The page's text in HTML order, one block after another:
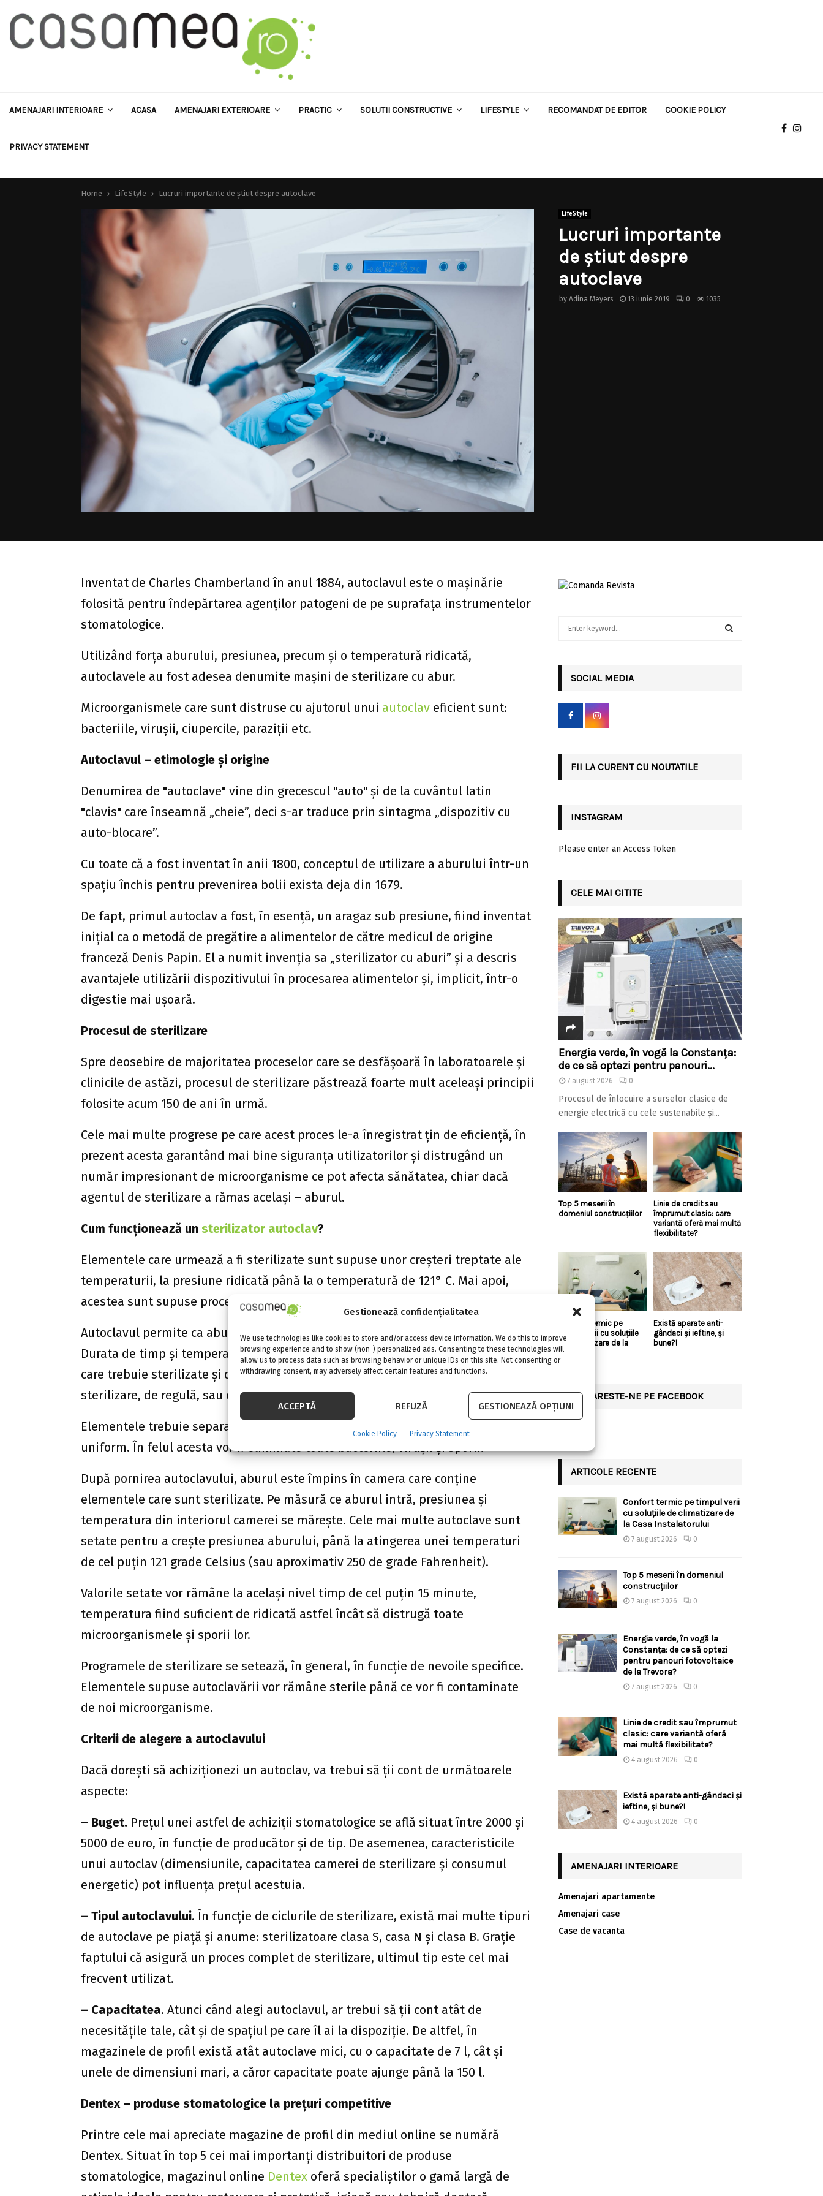
Gestionează confidențialitatea
We use technologies like cookies to store and/or access device information. We do this to improve
browsing experience and to show (non-) personalized ads. Consenting to these technologies will
allow us to process data such as browsing behavior or unique IDs on this site. Not consenting or
withdrawing consent, may adversely affect certain features and functions.
ACCEPTĂ REFUZĂ GESTIONEAZĂ OPȚIUNI
Cookie Policy Privacy Statement
AMENAJARI INTERIOARE ACASA AMENAJARI EXTERIOARE PRACTIC SOLUTII CONSTRUCTIVE LIFESTYLE RECOMANDAT DE EDITOR COOKIE POLICY
PRIVACY STATEMENT
Home LifeStyle Lucruri importante de știut despre autoclave
LifeStyle
Lucruri importante
de știut despre
autoclave
by Adina Meyers 13 iunie 2019 0 1035
Inventat de Charles Chamberland în anul 1884, autoclavul este o mașinărie
folosită pentru îndepărtarea agenților patogeni de pe suprafața instrumentelor
stomatologice.
Utilizând forța aburului, presiunea, precum și o temperatură ridicată,
autoclavele au fost adesea denumite mașini de sterilizare cu abur.
Microorganismele care sunt distruse cu ajutorul unui autoclav eficient sunt:
bacteriile, virușii, ciupercile, paraziții etc.
Autoclavul – etimologie și origine
Denumirea de "autoclave" vine din grecescul "auto" și de la cuvântul latin
"clavis" care înseamnă „cheie”, deci s-ar traduce prin sintagma „dispozitiv cu
auto-blocare”.
Cu toate că a fost inventat în anii 1800, conceptul de utilizare a aburului într-un
spațiu închis pentru prevenirea bolii exista deja din 1679.
De fapt, primul autoclav a fost, în esență, un aragaz sub presiune, fiind inventat
inițial ca o metodă de pregătire a alimentelor de către medicul de origine
franceză Denis Papin. El a numit invenția sa „sterilizator cu aburi” și a descris
avantajele utilizării dispozitivului în procesarea alimentelor și, implicit, într-o
digestie mai ușoară.
Procesul de sterilizare
Spre deosebire de majoritatea proceselor care se desfășoară în laboratoarele și
clinicile de astăzi, procesul de sterilizare păstrează foarte mult aceleași principii
folosite acum 150 de ani în urmă.
Cele mai multe progrese pe care acest proces le-a înregistrat țin de eficiență, în
prezent acesta garantând mai bine siguranța utilizatorilor și distrugând un
număr impresionant de microorganisme ce pot afecta sănătatea, chiar dacă
agentul de sterilizare a rămas același – aburul.
Cum funcționează un sterilizator autoclav?
Elementele care urmează a fi sterilizate sunt supuse unor creșteri treptate ale
temperaturii, la presiune ridicată până la o temperatură de 121° C. Mai apoi,
acestea sunt supuse procesului de aburire timp de aproximativ 15-20 minute.
Autoclavul permite ca aburul să curgă în jurul obiectelor puse în interiorul său.
Durata de timp și temperatura necesare pentru sterilizare depind de articolele
care trebuie sterilizate și de faptul că acestea sunt așezate în pungi de
sterilizare, de regulă, sau expuse direct aburului.
Elementele trebuie separate pentru a permite aburului să pătrundă în mod
uniform. În felul acesta vor fi eliminate toate bacteriile, virușii și sporii.
După pornirea autoclavului, aburul este împins în camera care conține
elementele care sunt sterilizate. Pe măsură ce aburul intră, presiunea și
temperatura din interiorul camerei se mărește. Cele mai multe autoclave sunt
setate pentru a crește presiunea aburului, până la atingerea unei temperaturi
de cel puțin 121 grade Celsius (sau aproximativ 250 de grade Fahrenheit).
Valorile setate vor rămâne la același nivel timp de cel puțin 15 minute,
temperatura fiind suficient de ridicată astfel încât să distrugă toate
microorganismele și sporii lor.
Programele de sterilizare se setează, în general, în funcție de nevoile specifice.
Elementele supuse autoclavării vor rămâne sterile până ce vor fi contaminate
de noi microorganisme.
Criterii de alegere a autoclavului
Dacă dorești să achiziționezi un autoclav, va trebui să ții cont de următoarele
aspecte:
– Buget. Prețul unei astfel de achiziții stomatologice se află situat între 2000 și
5000 de euro, în funcție de producător și de tip. De asemenea, caracteristicile
unui autoclav (dimensiunile, capacitatea camerei de sterilizare și consumul
energetic) pot influența prețul acestuia.
– Tipul autoclavului. În funcție de ciclurile de sterilizare, există mai multe tipuri
de autoclave pe piață și anume: sterilizatoare clasa S, casa N și clasa B. Grație
faptului că asigură un proces complet de sterilizare, ultimul tip este cel mai
frecvent utilizat.
– Capacitatea. Atunci când alegi autoclavul, ar trebui să ții cont atât de
necesitățile tale, cât și de spațiul pe care îl ai la dispoziție. De altfel, în
magazinele de profil există atât autoclave mici, cu o capacitate de 7 l, cât și
unele de dimensiuni mari, a căror capacitate poate ajunge până la 150 l.
Dentex – produse stomatologice la prețuri competitive
Printre cele mai apreciate magazine de profil din mediul online se numără
Dentex. Situat în top 5 cei mai importanți distribuitori de produse
stomatologice, magazinul online Dentex oferă specialiștilor o gamă largă de
r
SOCIAL MEDIA
FII LA CURENT CU NOUTATILE
INSTAGRAM
Please enter an Access Token
CELE MAI CITITE
Energia verde, în vogă la Constanța:
de ce să optezi pentru panouri...
7 august 2026 0
Procesul de înlocuire a surselor clasice de
energie electrică cu cele sustenabile și...
Top 5 meserii în
domeniul construcțiilor
Linie de credit sau
împrumut clasic: care
variantă oferă mai multă
flexibilitate?
Confort termic pe
timpul verii cu soluțiile
de climatizare de la
Casa...
Există aparate anti-
gândaci și ieftine, și
bune?!
URMARESTE-NE PE FACEBOOK
ARTICOLE RECENTE
Confort termic pe timpul verii
cu soluțiile de climatizare de
la Casa Instalatorului
7 august 2026 0
Top 5 meserii în domeniul
construcțiilor
7 august 2026 0
Energia verde, în vogă la
Constanța: de ce să optezi
pentru panouri fotovoltaice
de la Trevora?
7 august 2026 0
Linie de credit sau împrumut
clasic: care variantă oferă
mai multă flexibilitate?
4 august 2026 0
Există aparate anti-gândaci și
ieftine, și bune?!
4 august 2026 0
AMENAJARI INTERIOARE
Amenajari apartamente
Amenajari case
Case de vacanta